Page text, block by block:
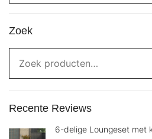
Zoek
naar:
Recente Reviews
6-delige Loungeset met